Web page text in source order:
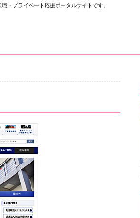
・プライベート応援ポータルサイトです。